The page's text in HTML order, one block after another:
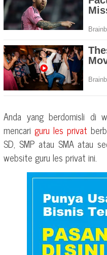
Anda yang berdomisli di
mencari guru les privat
SD, SMP atau SMA atau
website guru les privat ini.